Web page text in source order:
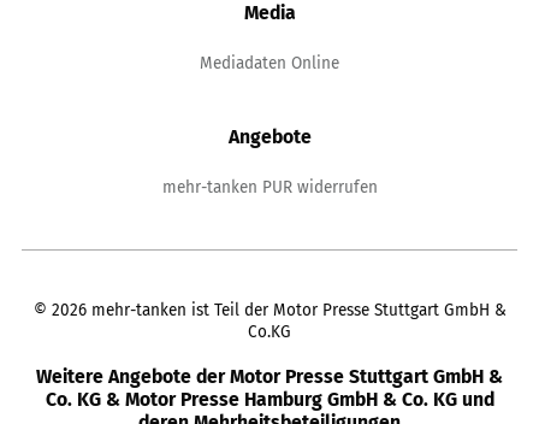
Media
Mediadaten Online
Angebote
mehr-tanken PUR widerrufen
© 2026 mehr-tanken ist Teil der Motor Presse Stuttgart GmbH &
Co.KG
Weitere Angebote der Motor Presse Stuttgart GmbH &
Co. KG & Motor Presse Hamburg GmbH & Co. KG und